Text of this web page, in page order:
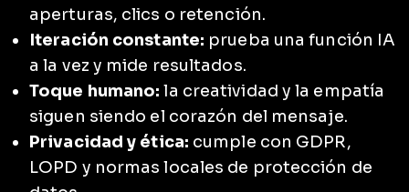
aperturas, clics o retención.
Iteración constante: prueba una función IA
a la vez y mide resultados.
Toque humano: la creatividad y la empatía
siguen siendo el corazón del mensaje.
Privacidad y ética: cumple con GDPR,
LOPD y normas locales de protección de